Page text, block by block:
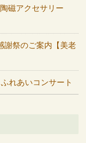
磁アクセサリー
謝祭のご案内【美老
れあいコンサート